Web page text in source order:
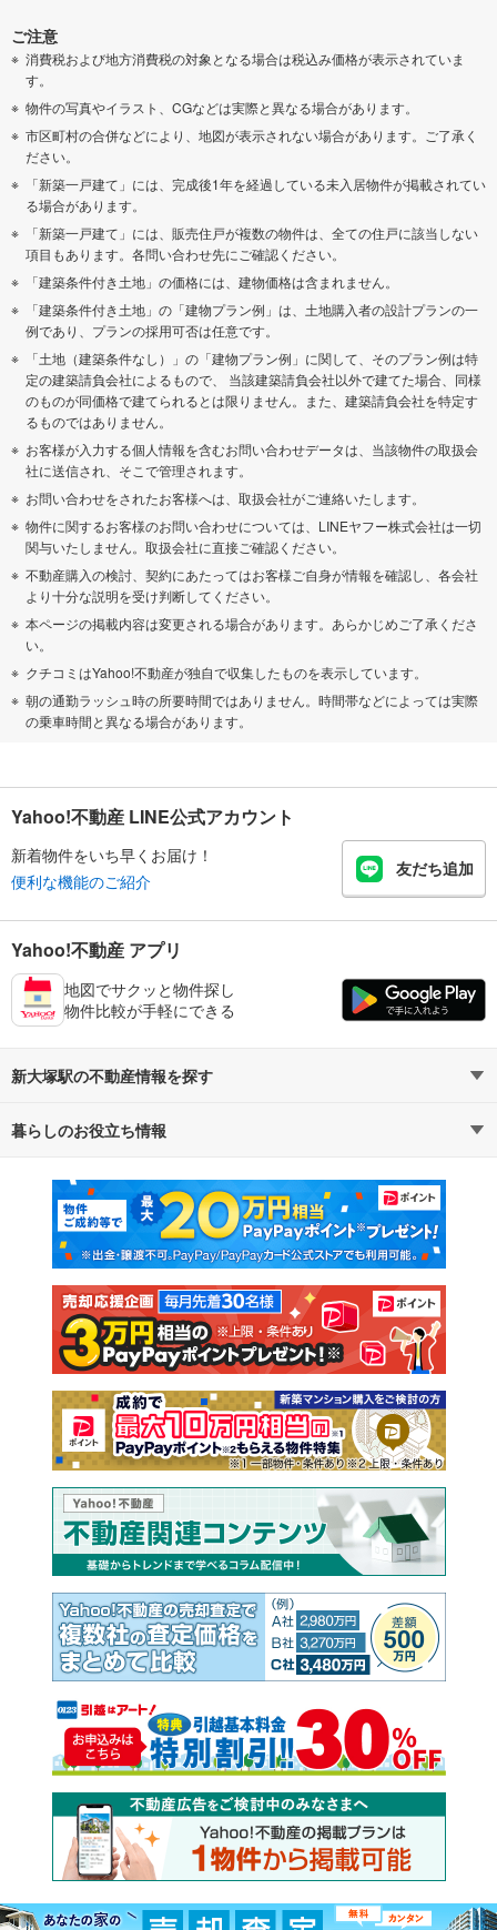
ご注意
消費税および地方消費税の対象となる場合は税込み価格が表示されていま
す。
物件の写真やイラスト、CGなどは実際と異なる場合があります。
市区町村の合併などにより、地図が表示されない場合があります。ご了承く
ださい。
「新築一戸建て」には、完成後1年を経過している未入居物件が掲載されてい
る場合があります。
「新築一戸建て」には、販売住戸が複数の物件は、全ての住戸に該当しない
項目もあります。各問い合わせ先にご確認ください。
「建築条件付き土地」の価格には、建物価格は含まれません。
「建築条件付き土地」の「建物プラン例」は、土地購入者の設計プランの一
例であり、プランの採用可否は任意です。
「土地（建築条件なし）」の「建物プラン例」に関して、そのプラン例は特
定の建築請負会社によるもので、 当該建築請負会社以外で建てた場合、同様
のものが同価格で建てられるとは限りません。また、建築請負会社を特定す
るものではありません。
お客様が入力する個人情報を含むお問い合わせデータは、当該物件の取扱会
社に送信され、そこで管理されます。
お問い合わせをされたお客様へは、取扱会社がご連絡いたします。
物件に関するお客様のお問い合わせについては、LINEヤフー株式会社は一切
関与いたしません。取扱会社に直接ご確認ください。
不動産購入の検討、契約にあたってはお客様ご自身が情報を確認し、各会社
より十分な説明を受け判断してください。
本ページの掲載内容は変更される場合があります。あらかじめご了承くださ
い。
クチコミはYahoo!不動産が独自で収集したものを表示しています。
朝の通勤ラッシュ時の所要時間ではありません。時間帯などによっては実際
の乗車時間と異なる場合があります。
Yahoo!不動産 LINE公式アカウント
新着物件をいち早くお届け！
便利な機能のご紹介
友だち追加
Yahoo!不動産 アプリ
地図でサクッと物件探し
物件比較が手軽にできる
新大塚駅の不動産情報を探す
不動産・住宅
新築マンション 中古マンション
新築一戸建て 中古一戸建て
注文住宅 土地
売却査定
暮らしのお役立ち情報
マンションカタログ 教えて！住まいの先生